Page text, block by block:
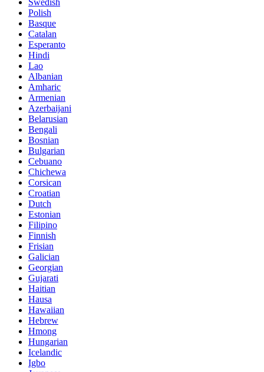
Swedish
Polish
Basque
Catalan
Esperanto
Hindi
Lao
Albanian
Amharic
Armenian
Azerbaijani
Belarusian
Bengali
Bosnian
Bulgarian
Cebuano
Chichewa
Corsican
Croatian
Dutch
Estonian
Filipino
Finnish
Frisian
Galician
Georgian
Gujarati
Haitian
Hausa
Hawaiian
Hebrew
Hmong
Hungarian
Icelandic
Igbo